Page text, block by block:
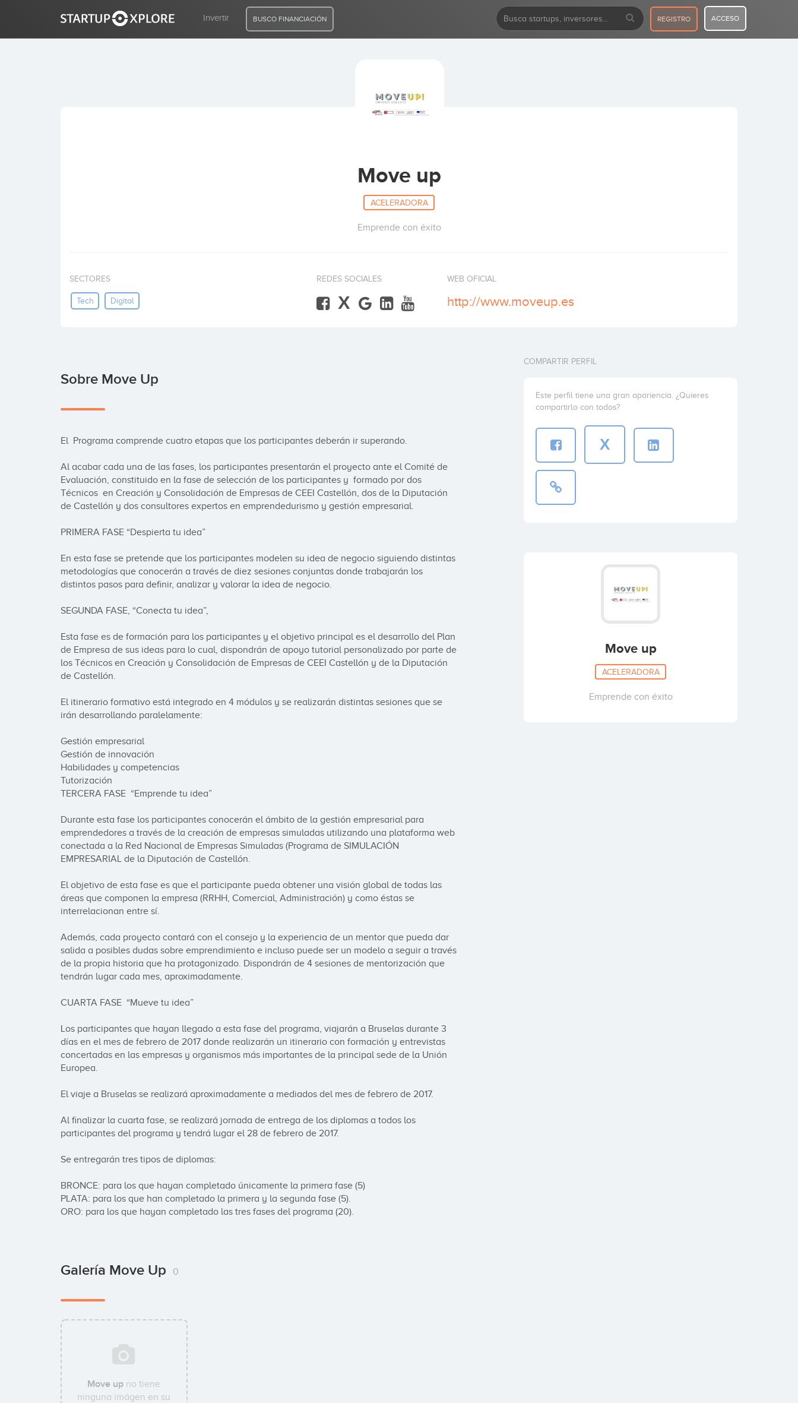
Invertir BUSCO FINANCIACIÓN REGISTRO ACCESO
Move up
ACELERADORA
Emprende con éxito
SECTORES
Tech Digital
REDES SOCIALES
X
WEB OFICIAL
http://www.moveup.es
Sobre Move Up
El  Programa comprende cuatro etapas que los participantes deberán ir superando.
Al acabar cada una de las fases, los participantes presentarán el proyecto ante el Comité de
Evaluación, constituido en la fase de selección de los participantes y  formado por dos
Técnicos  en Creación y Consolidación de Empresas de CEEI Castellón, dos de la Diputación
de Castellón y dos consultores expertos en emprendedurismo y gestión empresarial.
PRIMERA FASE “Despierta tu idea”
En esta fase se pretende que los participantes modelen su idea de negocio siguiendo distintas
metodologías que conocerán a través de diez sesiones conjuntas donde trabajarán los
distintos pasos para definir, analizar y valorar la idea de negocio.
SEGUNDA FASE, “Conecta tu idea”,
Esta fase es de formación para los participantes y el objetivo principal es el desarrollo del Plan
de Empresa de sus ideas para lo cual, dispondrán de apoyo tutorial personalizado por parte de
los Técnicos en Creación y Consolidación de Empresas de CEEI Castellón y de la Diputación
de Castellón.
El itinerario formativo está integrado en 4 módulos y se realizarán distintas sesiones que se
irán desarrollando paralelamente:
Gestión empresarial
Gestión de innovación
Habilidades y competencias
Tutorización
TERCERA FASE  “Emprende tu idea”
Durante esta fase los participantes conocerán el ámbito de la gestión empresarial para
emprendedores a través de la creación de empresas simuladas utilizando una plataforma web
conectada a la Red Nacional de Empresas Simuladas (Programa de SIMULACIÓN
EMPRESARIAL de la Diputación de Castellón.
El objetivo de esta fase es que el participante pueda obtener una visión global de todas las
áreas que componen la empresa (RRHH, Comercial, Administración) y como éstas se
interrelacionan entre sí.
Además, cada proyecto contará con el consejo y la experiencia de un mentor que pueda dar
salida a posibles dudas sobre emprendimiento e incluso puede ser un modelo a seguir a través
de la propia historia que ha protagonizado. Dispondrán de 4 sesiones de mentorización que
tendrán lugar cada mes, aproximadamente.
CUARTA FASE  “Mueve tu idea”
Los participantes que hayan llegado a esta fase del programa, viajarán a Bruselas durante 3
días en el mes de febrero de 2017 donde realizarán un itinerario con formación y entrevistas
concertadas en las empresas y organismos más importantes de la principal sede de la Unión
Europea.
El viaje a Bruselas se realizará aproximadamente a mediados del mes de febrero de 2017.
Al finalizar la cuarta fase, se realizará jornada de entrega de los diplomas a todos los
participantes del programa y tendrá lugar el 28 de febrero de 2017.
Se entregarán tres tipos de diplomas:
BRONCE: para los que hayan completado únicamente la primera fase (5)
PLATA: para los que han completado la primera y la segunda fase (5).
ORO: para los que hayan completado las tres fases del programa (20).
Galería Move Up 0
Move up no tiene
ninguna imágen en su
COMPARTIR PERFIL
Este perfil tiene una gran apariencia. ¿Quieres
compartirlo con todos?
X
Move up
ACELERADORA
Emprende con éxito